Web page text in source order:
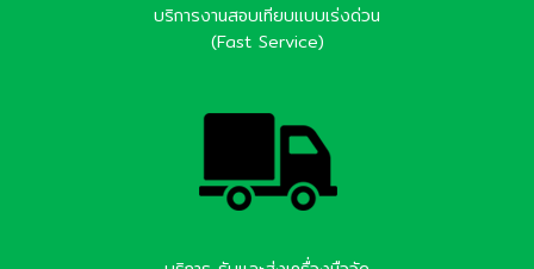
บริการงานสอบเทียบแบบเร่งด่วน
(Fast Service)